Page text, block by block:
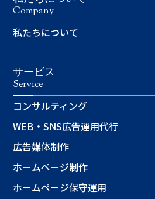
Company
私たちについて
サービス
Service
コンサルティング
WEB・SNS広告運用代行
広告媒体制作
ホームページ制作
ホームページ保守運用